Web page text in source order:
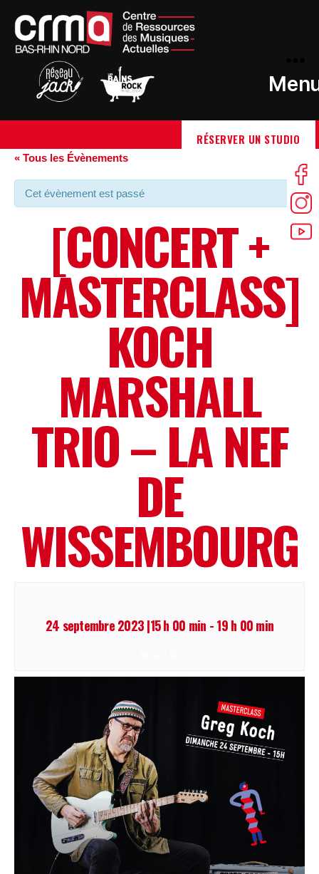
RÉSERVER UN STUDIO
« Tous les Évènements
Cet évènement est passé
[CONCERT +
MASTERCLASS]
KOCH
MARSHALL
TRIO – LA NEF
DE
WISSEMBOURG
24 septembre 2023 |15 h 00 min -19 h 00 min